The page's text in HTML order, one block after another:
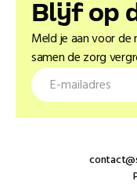
Blĳf op
Meld je aan voor
samen de zorg